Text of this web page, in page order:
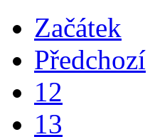
Začátek
Předchozí
12
13